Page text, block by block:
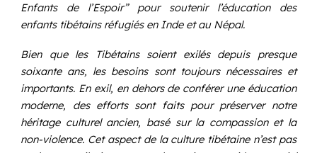
Enfants de l’Espoir” pour soutenir l’éducation des
enfants tibétains réfugiés en Inde et au Népal.
Bien que les Tibétains soient exilés depuis presque
soixante ans, les besoins sont toujours nécessaires et
importants. En exil, en dehors de conférer une éducation
moderne, des efforts sont faits pour préserver notre
héritage culturel ancien, basé sur la compassion et la
non-violence. Cet aspect de la culture tibétaine n’est pas